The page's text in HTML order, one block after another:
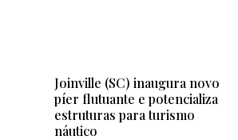
Joinville (SC) inaugura novo
píer flutuante e potencializa
estruturas para turismo
náutico